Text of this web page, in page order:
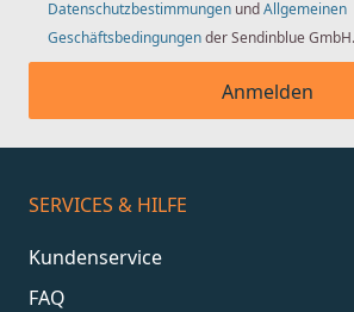
Datenschutzbestimmungen undAllgemeinen
Geschäftsbedingungender Sendinblue GmbH.
Anmelden
SERVICES & HILFE
Kundenservice
FAQ